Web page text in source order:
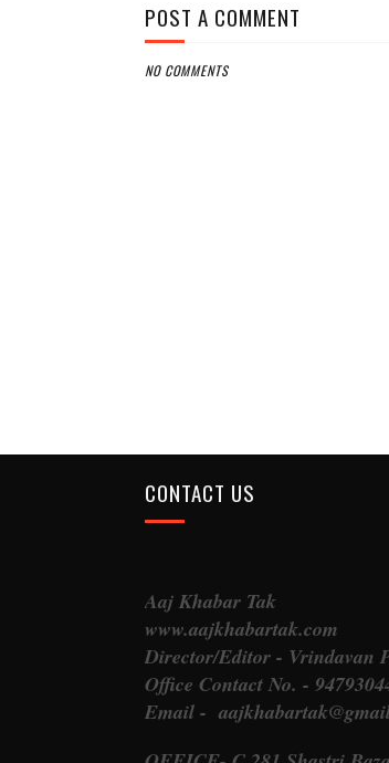
POST A COMMENT
NO COMMENTS
CONTACT US
Aaj Khabar Tak
www.aajkhabartak.com
Director/Editor - Vrindavan
Office Contact No. -
Email -